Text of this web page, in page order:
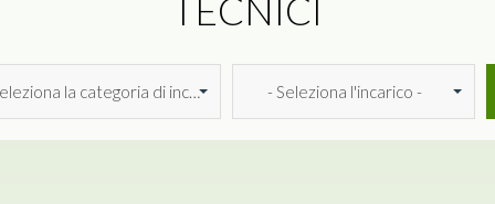
TECNICI
la categoria di incarico - - Seleziona l'incarico -